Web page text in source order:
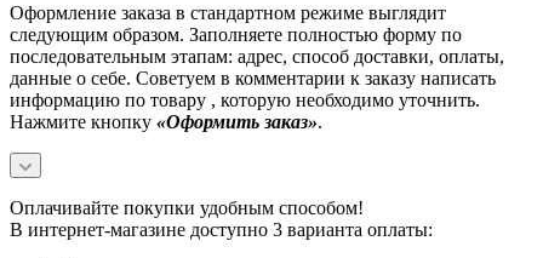
Оформление заказа в стандартном режиме выглядит
следующим образом. Заполняете полностью форму по
последовательным этапам: адрес, способ доставки, оплаты,
данные о себе. Советуем в комментарии к заказу написать
информацию по товару , которую необходимо уточнить.
Нажмите кнопку «Оформить заказ».
Оплачивайте покупки удобным способом!
В интернет-магазине доступно 3 варианта оплаты: